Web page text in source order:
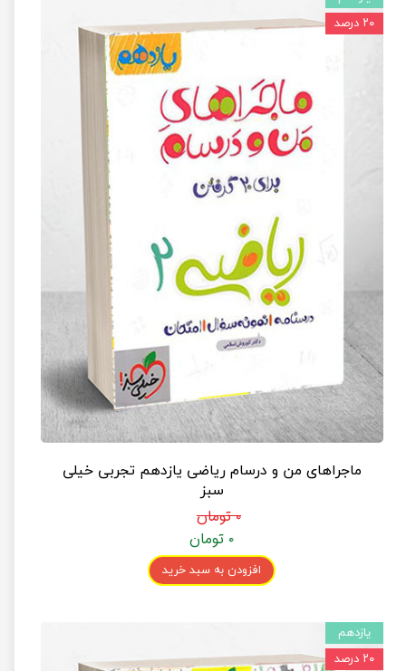
ماجراهای من و درسام ریاضی یازدهم تجربی خیلی
سبز
۰ تومان
۰ تومان
افزودن به سبد خرید
۲۰ درصد
یازدهم
۲۰ درصد